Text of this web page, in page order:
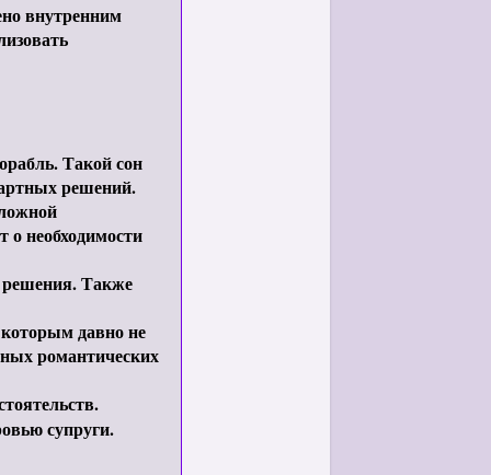
внутренним
Такой сон
решений.
необходимости
решения. Также
давно не
романтических
супруги.